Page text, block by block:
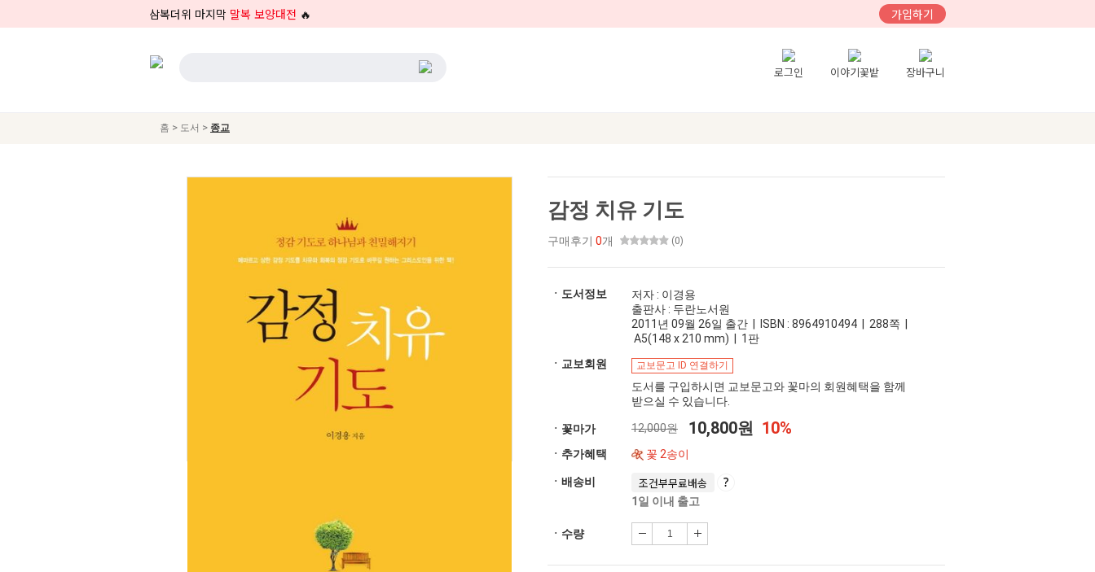
삼복더위 마지막 말복 보양대전 🔥 가입하기
로그인 이야기꽃밭 장바구니
홈 > 도서 > 종교
감정 치유 기도
구매후기 0개 (0)
ㆍ도서정보
저자 : 이경용
출판사 : 두란노서원
2011년 09월 26일 출간 | ISBN : 8964910494 | 288쪽 |
A5(148 x 210 mm) | 1판
ㆍ교보회원
교보문고 ID 연결하기
도서를 구입하시면 교보문고와 꽃마의 회원혜택을 함께
받으실 수 있습니다.
ㆍ꽃마가 12,000원 10,800원 10%
ㆍ추가혜택 꽃 2송이
ㆍ배송비 조건부무료배송
1일 이내 출고
ㆍ수량